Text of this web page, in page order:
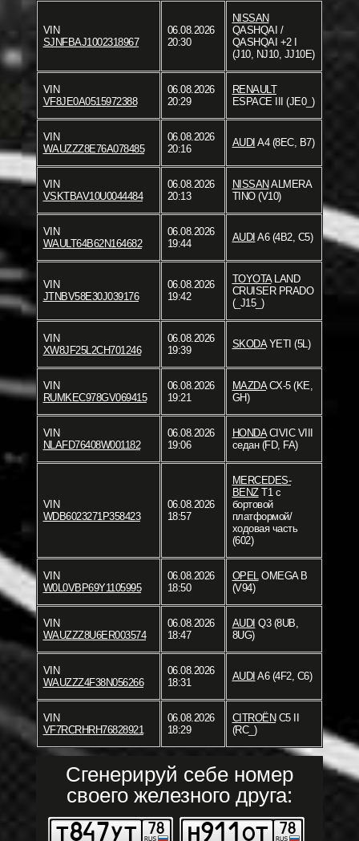
VIN
SJNFBAJ1002318967
06.08.2026
20:30
NISSAN
QASHQAI /
QASHQAI +2 I
(J10, NJ10, JJ10E)
VIN
VF8JE0A0515972388
06.08.2026
20:29
RENAULT
ESPACE III (JE0_)
VIN
WAUZZZ8E76A078485
06.08.2026
20:16
AUDI A4 (8EC, B7)
VIN
VSKTBAV10U0044484
06.08.2026
20:13
NISSAN ALMERA
TINO (V10)
VIN
WAULT64B62N164682
06.08.2026
19:44
AUDI A6 (4B2, C5)
VIN
JTNBV58E30J039176
06.08.2026
19:42
TOYOTALAND
CRUISER PRADO
(_J15_)
VIN
XW8JF25L2CH701246
06.08.2026
19:39
SKODAYETI (5L)
VIN
RUMKEC978GV069415
06.08.2026
19:21
MAZDACX-5 (KE,
GH)
VIN
NLAFD76408W001182
06.08.2026
19:06
HONDACIVIC VIII
седан (FD, FA)
VIN
WDB6023271P358423
06.08.2026
18:57
MERCEDES-
BENZT1 c
бортовой
платформой/
ходовая часть
(602)
VIN
W0L0VBP69Y1105995
06.08.2026
18:50
OPELOMEGA B
(V94)
VIN
WAUZZZ8U6ER003574
06.08.2026
18:47
AUDI Q3 (8UB,
8UG)
VIN
WAUZZZ4F38N056266
06.08.2026
18:31
AUDI A6 (4F2, C6)
VIN
VF7RCRHRH76828921
06.08.2026
18:29
CITROËN C5 II
(RC_)
Сгенерируй себе номер
своего железного друга: